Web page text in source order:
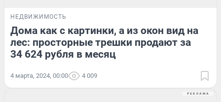
НЕДВИЖИМОСТЬ
Дома как с картинки, а из окон вид на
лес: просторные трешки продают за
34 624 рубля в месяц
4 марта, 2024, 00:00 4 009